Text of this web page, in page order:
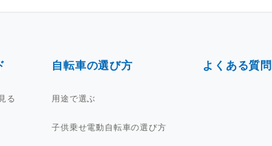
る
自転車の選び方
用途で選ぶ
子供乗せ電動自転車の選び方
よくある質問